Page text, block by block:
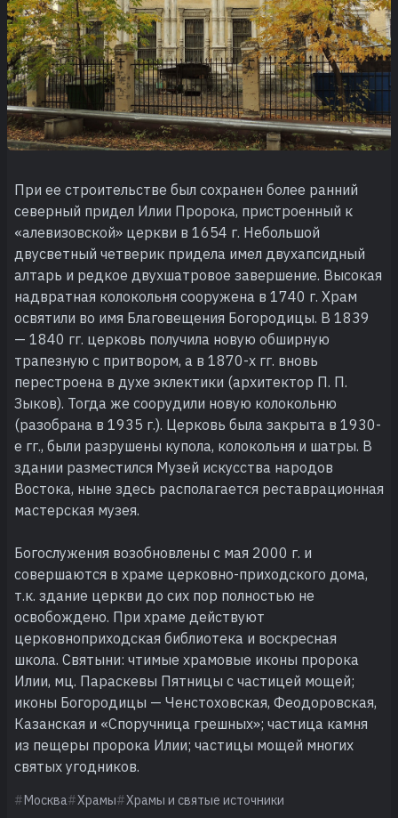
При ее строительстве был сохранен более ранний
северный придел Илии Пророка, пристроенный к
«алевизовской» церкви в 1654 г. Небольшой
двусветный четверик придела имел двухапсидный
алтарь и редкое двухшатровое завершение. Высокая
надвратная колокольня сооружена в 1740 г. Храм
освятили во имя Благовещения Богородицы. В 1839
— 1840 гг. церковь получила новую обширную
трапезную с притвором, а в 1870-х гг. вновь
перестроена в духе эклектики (архитектор П. П.
Зыков). Тогда же соорудили новую колокольню
(разобрана в 1935 г.). Церковь была закрыта в 1930-
е гг., были разрушены купола, колокольня и шатры. В
здании разместился Музей искусства народов
Востока, ныне здесь располагается реставрационная
мастерская музея.
Богослужения возобновлены с мая 2000 г. и
совершаются в храме церковно-приходского дома,
т.к. здание церкви до сих пор полностью не
освобождено. При храме действуют
церковноприходская библиотека и воскресная
школа. Святыни: чтимые храмовые иконы пророка
Илии, мц. Параскевы Пятницы с частицей мощей;
иконы Богородицы — Ченстоховская, Феодоровская,
Казанская и «Споручница грешных»; частица камня
из пещеры пророка Илии; частицы мощей многих
святых угодников.
Москва Храмы Храмы и святые источники